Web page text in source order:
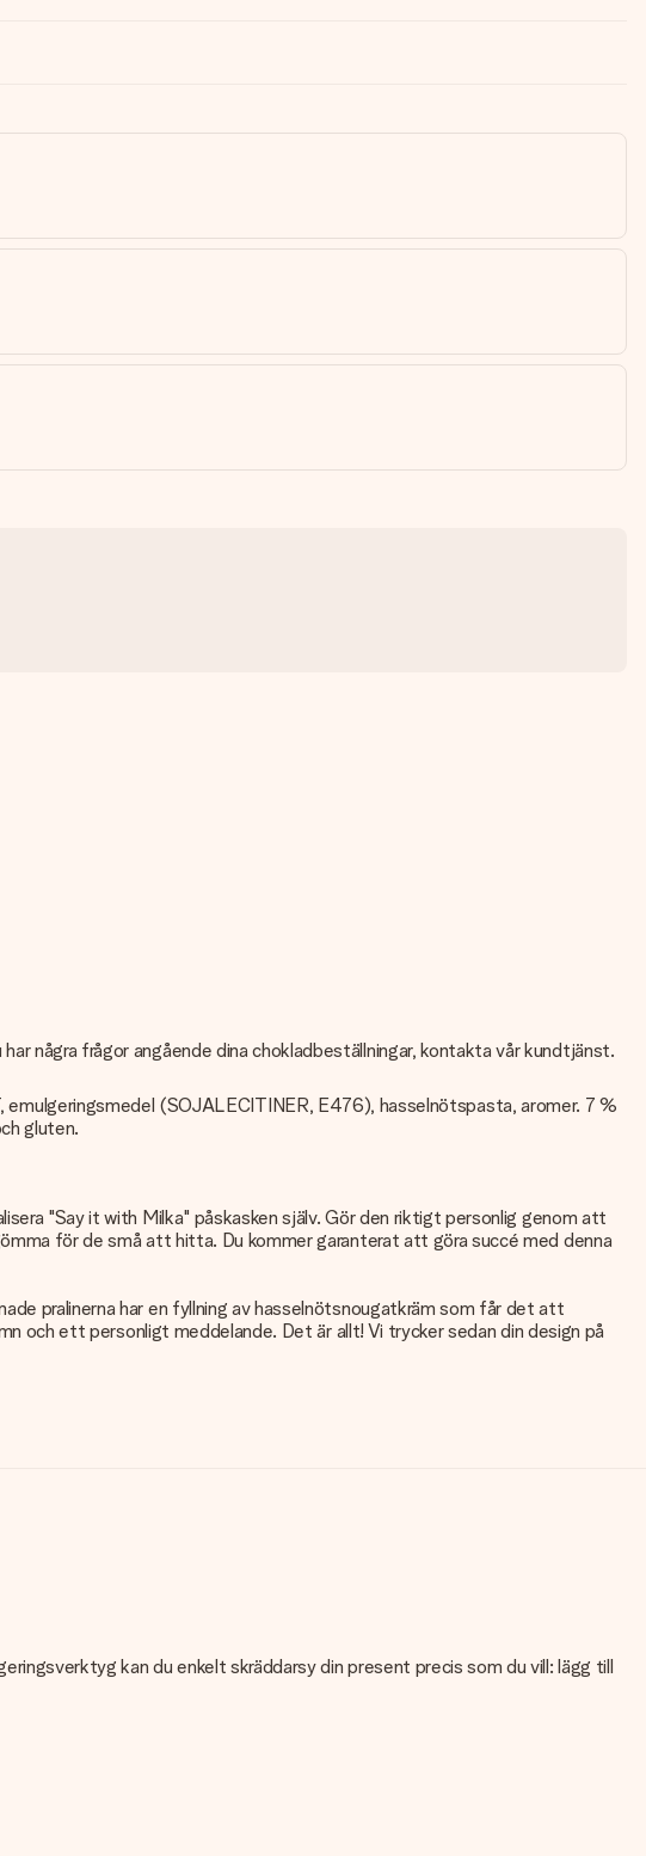
några frågor angående dina chokladbeställningar, kontakta vår kundtjänst.
(SOJALECITINER, E476), hasselnötspasta, aromer. 7 %
gluten.
"Say it with Milka" påskasken själv. Gör den riktigt personlig genom att
för de små att hitta. Du kommer garanterat att göra succé med denna
pralinerna har en fyllning av hasselnötsnougatkräm som får det att
och ett personligt meddelande. Det är allt! Vi trycker sedan din design på
kan du enkelt skräddarsy din present precis som du vill: lägg till
på kvaliteten på din bild kan du kontakta vår kundtjänst och bifoga ditt